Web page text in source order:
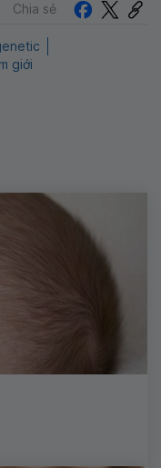
Chia sẻ
giới